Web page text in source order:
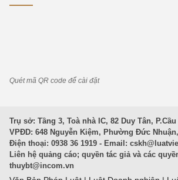
Quét mã QR code để cài đặt
Trụ sở: Tầng 3, Toà nhà IC, 82 Duy Tân, P.Cầu
VPĐD: 648 Nguyễn Kiệm, Phường Đức
Điện thoại: 0938 36 1919 - Email:
Liên hệ quảng cáo; quyền tác giả và các
thuybt@incom.vn